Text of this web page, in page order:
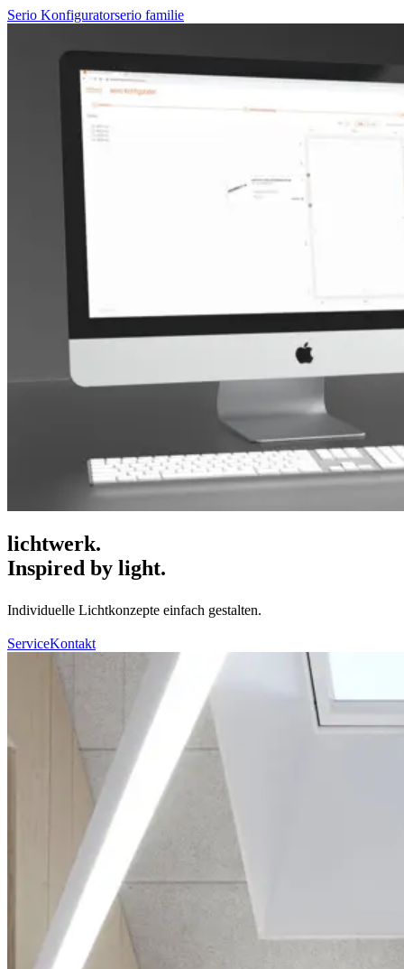
Serio Konfiguratorserio familie
lichtwerk.
Inspired by light.
Individuelle Lichtkonzepte einfach gestalten.
ServiceKontakt